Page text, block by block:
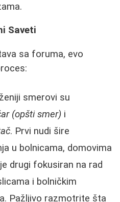
Saveti
sa foruma, evo
smerovi su
(opšti smer) i
. Prvi nudi šire
u bolnicama, domovima
drugi fokusiran na rad
i bolničkim
Pažljivo razmotrite šta